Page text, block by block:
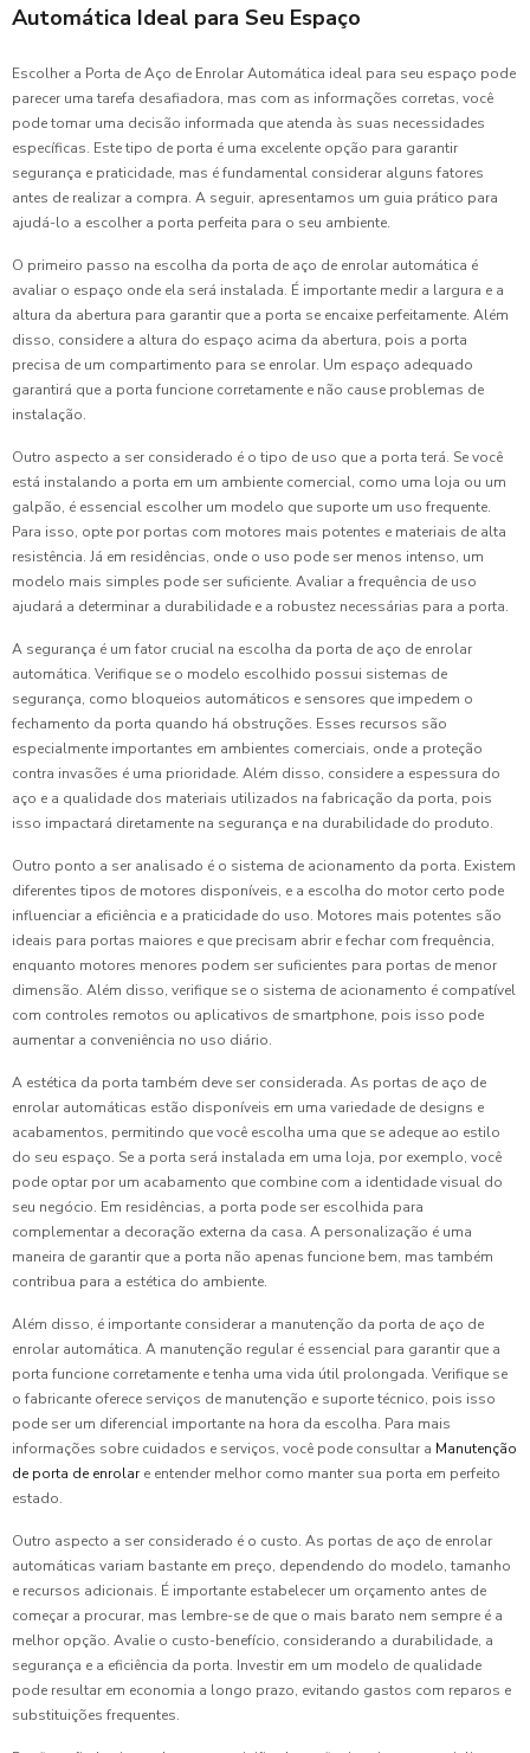
Automática Ideal para Seu Espaço
Escolher a Porta de Aço de Enrolar Automática ideal para seu espaço pode
parecer uma tarefa desafiadora, mas com as informações corretas, você
pode tomar uma decisão informada que atenda às suas necessidades
específicas. Este tipo de porta é uma excelente opção para garantir
segurança e praticidade, mas é fundamental considerar alguns fatores
antes de realizar a compra. A seguir, apresentamos um guia prático para
ajudá-lo a escolher a porta perfeita para o seu ambiente.
O primeiro passo na escolha da porta de aço de enrolar automática é
avaliar o espaço onde ela será instalada. É importante medir a largura e a
altura da abertura para garantir que a porta se encaixe perfeitamente. Além
disso, considere a altura do espaço acima da abertura, pois a porta
precisa de um compartimento para se enrolar. Um espaço adequado
garantirá que a porta funcione corretamente e não cause problemas de
instalação.
Outro aspecto a ser considerado é o tipo de uso que a porta terá. Se você
está instalando a porta em um ambiente comercial, como uma loja ou um
galpão, é essencial escolher um modelo que suporte um uso frequente.
Para isso, opte por portas com motores mais potentes e materiais de alta
resistência. Já em residências, onde o uso pode ser menos intenso, um
modelo mais simples pode ser suficiente. Avaliar a frequência de uso
ajudará a determinar a durabilidade e a robustez necessárias para a porta.
A segurança é um fator crucial na escolha da porta de aço de enrolar
automática. Verifique se o modelo escolhido possui sistemas de
segurança, como bloqueios automáticos e sensores que impedem o
fechamento da porta quando há obstruções. Esses recursos são
especialmente importantes em ambientes comerciais, onde a proteção
contra invasões é uma prioridade. Além disso, considere a espessura do
aço e a qualidade dos materiais utilizados na fabricação da porta, pois
isso impactará diretamente na segurança e na durabilidade do produto.
Outro ponto a ser analisado é o sistema de acionamento da porta. Existem
diferentes tipos de motores disponíveis, e a escolha do motor certo pode
influenciar a eficiência e a praticidade do uso. Motores mais potentes são
ideais para portas maiores e que precisam abrir e fechar com frequência,
enquanto motores menores podem ser suficientes para portas de menor
dimensão. Além disso, verifique se o sistema de acionamento é compatível
com controles remotos ou aplicativos de smartphone, pois isso pode
aumentar a conveniência no uso diário.
A estética da porta também deve ser considerada. As portas de aço de
enrolar automáticas estão disponíveis em uma variedade de designs e
acabamentos, permitindo que você escolha uma que se adeque ao estilo
do seu espaço. Se a porta será instalada em uma loja, por exemplo, você
pode optar por um acabamento que combine com a identidade visual do
seu negócio. Em residências, a porta pode ser escolhida para
complementar a decoração externa da casa. A personalização é uma
maneira de garantir que a porta não apenas funcione bem, mas também
contribua para a estética do ambiente.
Além disso, é importante considerar a manutenção da porta de aço de
enrolar automática. A manutenção regular é essencial para garantir que a
porta funcione corretamente e tenha uma vida útil prolongada. Verifique se
o fabricante oferece serviços de manutenção e suporte técnico, pois isso
pode ser um diferencial importante na hora da escolha. Para mais
informações sobre cuidados e serviços, você pode consultar a Manutenção
de porta de enrolare entender melhor como manter sua porta em perfeito
estado.
Outro aspecto a ser considerado é o custo. As portas de aço de enrolar
automáticas variam bastante em preço, dependendo do modelo, tamanho
e recursos adicionais. É importante estabelecer um orçamento antes de
começar a procurar, mas lembre-se de que o mais barato nem sempre é a
melhor opção. Avalie o custo-benefício, considerando a durabilidade, a
segurança e a eficiência da porta. Investir em um modelo de qualidade
pode resultar em economia a longo prazo, evitando gastos com reparos e
substituições frequentes.